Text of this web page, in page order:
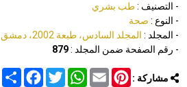
- التصنيف :طب بشري
- النوع : صحة
- المجلد : المجلد السادس، طبعة 2002، دمشق
- رقم الصفحة ضمن المجلد :879
مشاركة : Share
FacebookTwitter
WhatsAppEmail
Pinterest